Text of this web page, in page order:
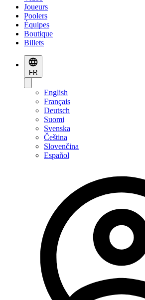
Joueurs
Poolers
Équipes
Boutique
Billets
FR
English
Français
Deutsch
Suomi
Svenska
Čeština
Slovenčina
Español